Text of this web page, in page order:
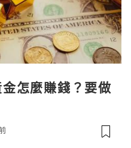
怎麼賺錢？要做